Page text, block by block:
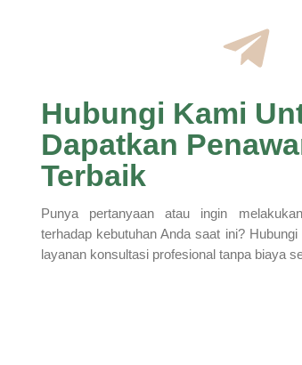
Hubungi Kami
Dapatkan
Terbaik
Punya pertanyaan atau ingin
terhadap kebutuhan Anda saat ini?
layanan konsultasi profesional tanpa biaya